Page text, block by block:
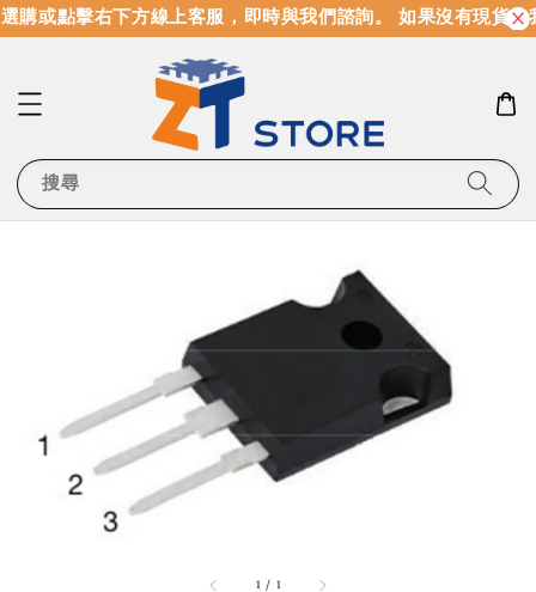
購或點擊右下方線上客服，即時與我們諮詢。 如果沒有現貨，
搜尋
1 / 1